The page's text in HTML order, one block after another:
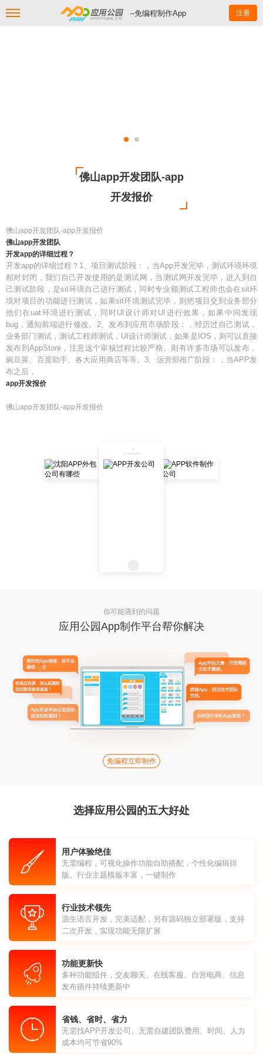
--免编程制作App 注册
佛山app开发团队-app
开发报价
佛山app开发团队-app开发报价
佛山app开发团队
开发app的详细过程？
开发app的详细过程？1、项目测试阶段：，当App开发完毕，测试环境环境
相对封闭，我们自己开发使用的是测试网，当测试网开发完毕，进入到自
己测试阶段，是sit环境自己进行测试，同时专业额测试工程师也会在sit环
境对项目的功能进行测试，如果sit环境测试完毕，则把项目交到业务部分
他们在uat环境进行测试，同时UI设计师对UI进行效果，如果中间发现
bug，通知前端进行修改。2、发布到应用市场阶段：，经历过自己测试，
业务部门测试，测试工程师测试，UI设计师测试，如果是IOS，则可以直接
发布到AppStore，注意这个审核过程比较严格。则有许多市场可以发布，
豌豆荚、百度助手、各大应用商店等等。3、运营部推广阶段：，当APP发
布之后，
app开发报价
佛山app开发团队-app开发报价
你可能遇到的问题
应用公园App制作平台帮你解决
免编程立即制作
选择应用公园的五大好处
用户体验绝佳
无需编程，可视化操作功能自助搭配，个性化编辑排
版。行业主题模板丰富，一键制作
行业技术领先
源生语言开发，完美适配，另有源码独立部署版，支持
二次开发，实现功能无限扩展
功能更新快
多种功能组件，交友聊天、在线客服、自营电商、信息
发布插件持续更新中
省钱、省时、省力
无需找APP开发公司、无需自建团队费用、时间、人力
成本均可节省90%